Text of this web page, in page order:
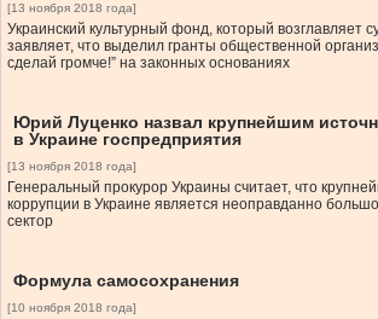
[13 ноября 2018 года]
Украинский культурный фонд, который возглавляет
заявляет, что выделил гранты общественной
сделай громче!” на законных основаниях
Юрий Луценко назвал крупнейшим
в Украине госпредприятия
[13 ноября 2018 года]
Генеральный прокурор Украины считает, что
коррупции в Украине является неоправданно
сектор
Формула самосохранения
[10 ноября 2018 года]